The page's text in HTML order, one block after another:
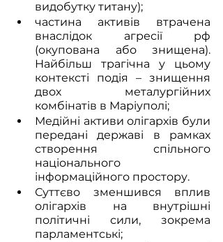
видобутку титану);
частина активів втрачена
внаслідок агресії рф
(окупована або знищена).
Найбільш трагічна у цьому
контексті подія – знищення
двох металургійних
комбінатів в Маріуполі;
Медійні активи олігархів були
передані державі в рамках
створення спільного
національного
інформаційного простору.
Суттєво зменшився вплив
олігархів на внутрішні
політичні сили, зокрема
парламентські;